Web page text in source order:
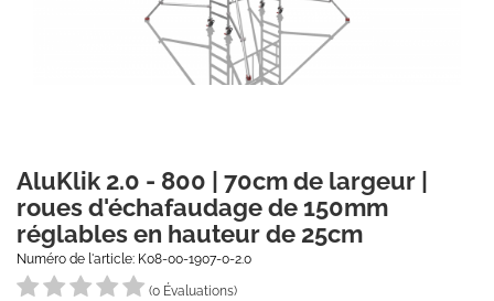
AluKlik 2.0 - 800 | 70cm de largeur |
roues d'échafaudage de 150mm
réglables en hauteur de 25cm
Numéro de l'article: K08-00-1907-0-2.0
(0 Évaluations)